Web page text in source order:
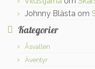
Johnny Blästa om
Kategorier
Åsvallen
Äventyr